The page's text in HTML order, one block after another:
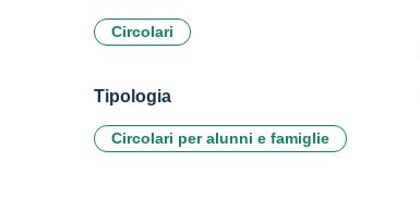
Circolari
Tipologia
Circolari per alunni e famiglie